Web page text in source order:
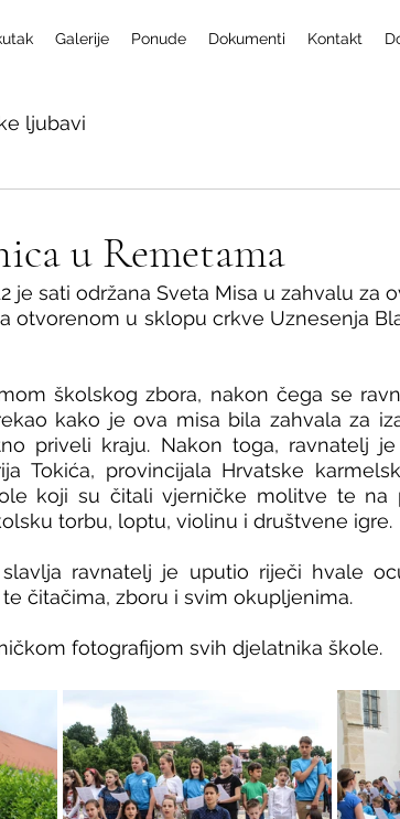
Galerije Ponude Dokumenti Kontakt
ljubavi
u Remetama
je sati održana Sveta Misa u zahvalu za
otvorenom u sklopu crkve Uznesenja
školskog zbora, nakon čega se
kako je ova misa bila zahvala za
priveli kraju. Nakon toga, ravnatelj
Tokića, provincijala Hrvatske
koji su čitali vjerničke molitve te na
torbu, loptu, violinu i društvene igre.
ravnatelj je uputio riječi hvale
čitačima, zboru i svim okupljenima.
fotografijom svih djelatnika škole.